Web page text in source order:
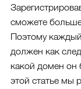
сможете
Поэтому
должен как
какой домен он
этой статье мы